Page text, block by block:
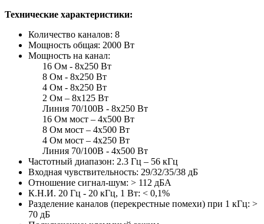
Технические характеристики:
Количество каналов: 8
Мощность общая: 2000 Вт
Мощность на канал:
16 Ом - 8х250 Вт
8 Ом - 8х250 Вт
4 Ом - 8х250 Вт
2 Ом – 8х125 Вт
Линия 70/100В - 8х250 Вт
16 Ом мост – 4х500 Вт
8 Ом мост – 4х500 Вт
4 Ом мост – 4х250 Вт
Линия 70/100В - 4х500 Вт
Частотный диапазон: 2.3 Гц – 56 кГц
Входная чувствительность: 29/32/35/38 дБ
Отношение сигнал-шум: > 112 дБА
К.Н.И. 20 Гц - 20 кГц, 1 Вт: < 0,1%
Разделение каналов (перекрестные помехи) при 1 кГц: >
70 дБ